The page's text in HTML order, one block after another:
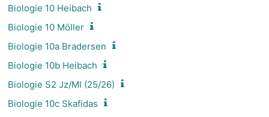
Biologie 10 Heibach
Biologie 10 Möller
Biologie 10a Bradersen
Biologie 10b Heibach
Biologie S2 Jz/Ml (25/26)
Biologie 10c Skafidas